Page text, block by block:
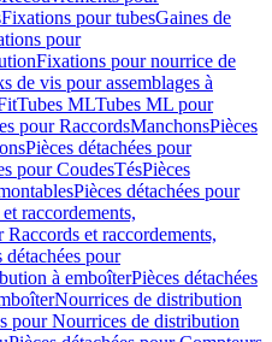
Fixations pour tubesGaines de
pour
Fixations pour nourrice de
de vis pour assemblages à
Tubes MLTubes ML pour
pour RaccordsManchonsPièces
Pièces détachées pour
pour CoudesTésPièces
Pièces détachées pour
raccordements,
Raccords et raccordements,
détachées pour
à emboîterPièces détachées
Nourrices de distribution
pour Nourrices de distribution